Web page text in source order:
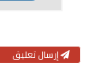
إرسال تعليق